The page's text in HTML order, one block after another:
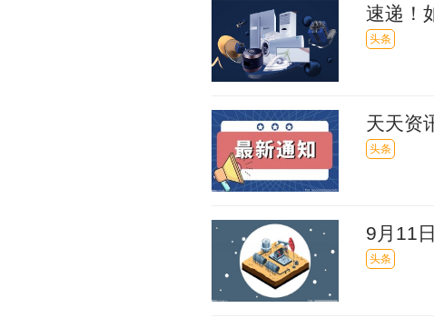
速递！
头条
天天资
务，“拐
头条
9月11
头条